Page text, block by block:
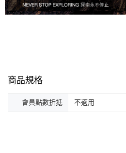
商品規格
會員點數折抵 不適用